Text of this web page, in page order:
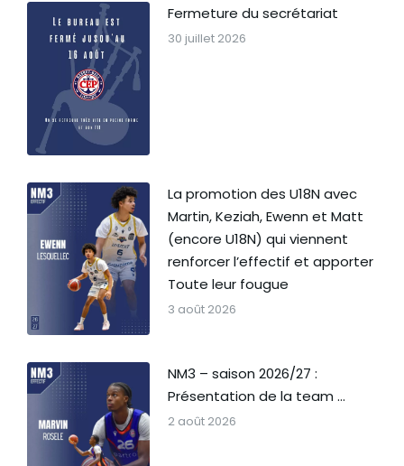
Fermeture du secrétariat
30 juillet 2026
La promotion des U18N avec
Martin, Keziah, Ewenn et Matt
(encore U18N) qui viennent
renforcer l’effectif et apporter
Toute leur fougue
3 août 2026
NM3 – saison 2026/27 :
Présentation de la team …
2 août 2026